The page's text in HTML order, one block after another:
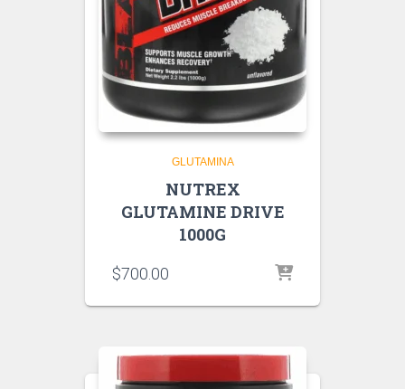
GLUTAMINA
NUTREX
GLUTAMINE DRIVE
1000G
$700.00